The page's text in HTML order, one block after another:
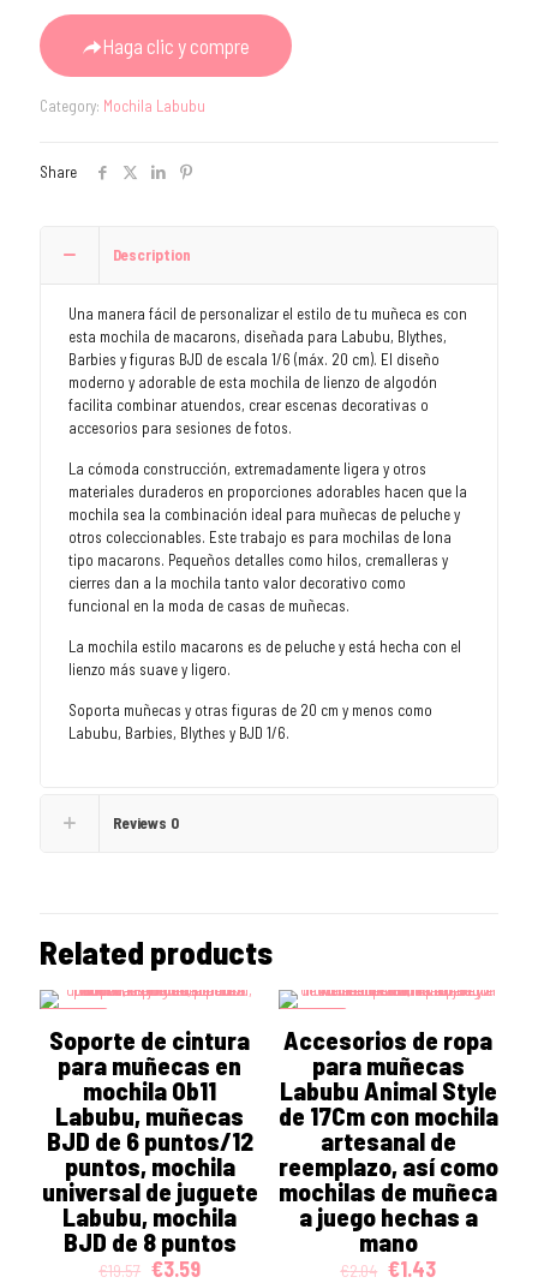
price
was:
€6.01.
price
is:
€2.89.
Haga clic y compre
Category: Mochila Labubu
Share
Description
Una manera fácil de personalizar el estilo de tu muñeca es con
esta mochila de macarons, diseñada para Labubu, Blythes,
Barbies y figuras BJD de escala 1/6 (máx. 20 cm). El diseño
moderno y adorable de esta mochila de lienzo de algodón
facilita combinar atuendos, crear escenas decorativas o
accesorios para sesiones de fotos.
La cómoda construcción, extremadamente ligera y otros
materiales duraderos en proporciones adorables hacen que la
mochila sea la combinación ideal para muñecas de peluche y
otros coleccionables. Este trabajo es para mochilas de lona
tipo macarons. Pequeños detalles como hilos, cremalleras y
cierres dan a la mochila tanto valor decorativo como
funcional en la moda de casas de muñecas.
La mochila estilo macarons es de peluche y está hecha con el
lienzo más suave y ligero.
Soporta muñecas y otras figuras de 20 cm y menos como
Labubu, Barbies, Blythes y BJD 1/6.
Reviews 0
Related products
Soporte de cintura
para muñecas en
mochila Ob11
Labubu, muñecas
BJD de 6 puntos/12
puntos, mochila
universal de juguete
Labubu, mochila
BJD de 8 puntos
€19.57 Original
€3.59Current
Accesorios de ropa
para muñecas
Labubu Animal Style
de 17Cm con mochila
artesanal de
reemplazo, así como
mochilas de muñeca
a juego hechas a
mano
€2.04 Original
€1.43Current